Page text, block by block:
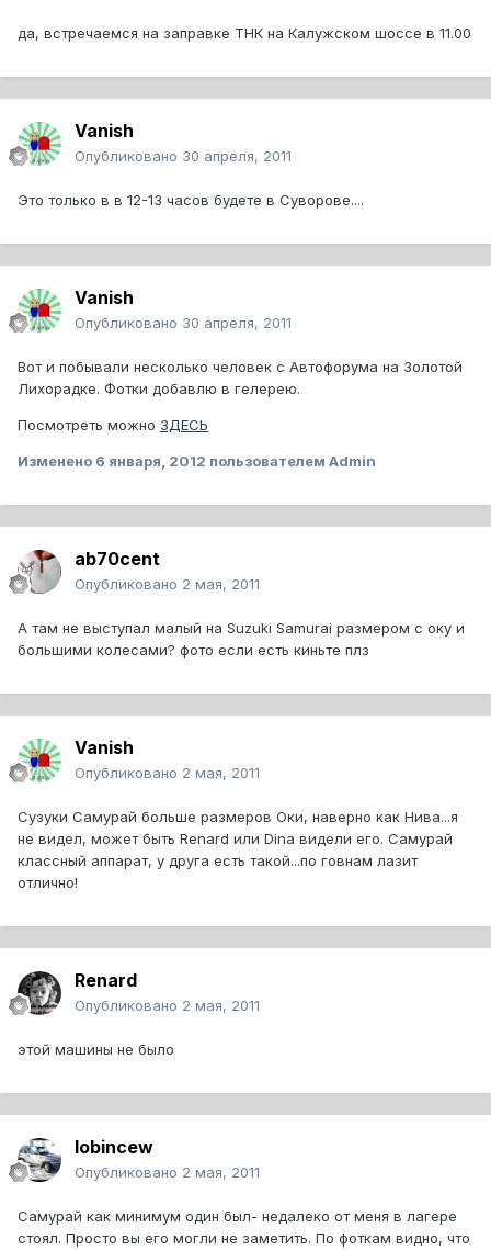
да, встречаемся на заправке ТНК на Калужском шоссе в 11.00
Vanish
Опубликовано 30 апреля, 2011
Это только в в 12-13 часов будете в Суворове....
Vanish
Опубликовано 30 апреля, 2011
Вот и побывали несколько человек с Автофорума на Золотой
Лихорадке. Фотки добавлю в гелерею.
Посмотреть можно ЗДЕСЬ
Изменено 6 января, 2012 пользователем Admin
ab70cent
Опубликовано 2 мая, 2011
А там не выступал малый на Suzuki Samurai размером с оку и
большими колесами? фото если есть киньте плз
Vanish
Опубликовано 2 мая, 2011
Сузуки Самурай больше размеров Оки, наверно как Нива...я
не видел, может быть Renard или Dina видели его. Самурай
классный аппарат, у друга есть такой...по говнам лазит
отлично!
Renard
Опубликовано 2 мая, 2011
этой машины не было
lobincew
Опубликовано 2 мая, 2011
Самурай как минимум один был- недалеко от меня в лагере
стоял. Просто вы его могли не заметить. По фоткам видно, что